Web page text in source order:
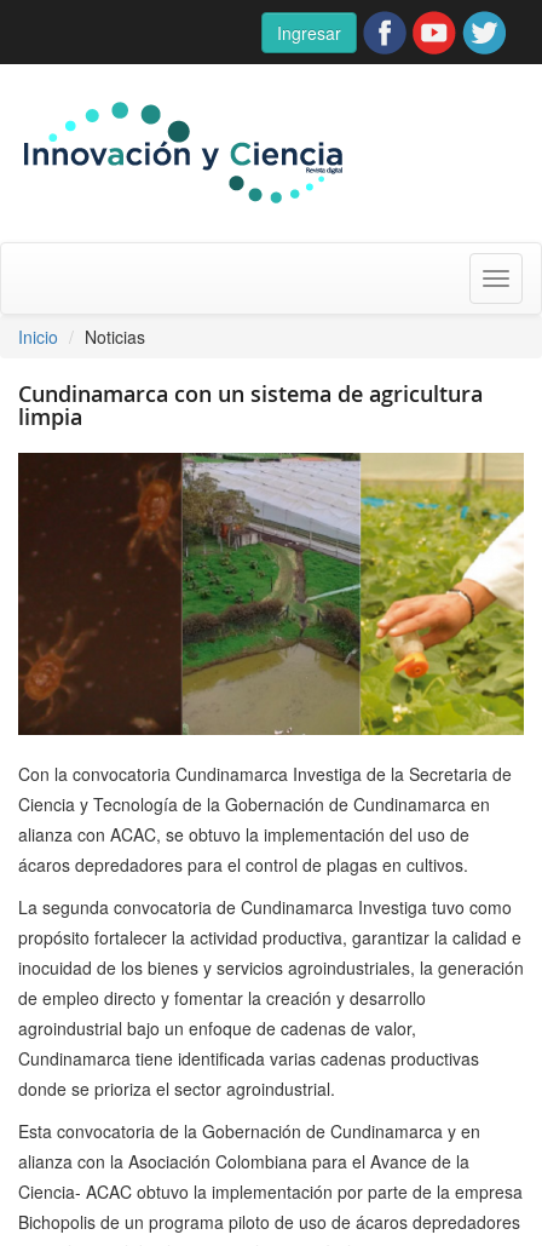
Ingresar
Inicio
Noticias
Cundinamarca con un sistema de agricultura
limpia
Con la convocatoria Cundinamarca Investiga de la Secretaria de
Ciencia y Tecnología de la Gobernación de Cundinamarca en
alianza con ACAC, se obtuvo la implementación del uso de
ácaros depredadores para el control de plagas en cultivos.
La segunda convocatoria de Cundinamarca Investiga tuvo como
propósito fortalecer la actividad productiva, garantizar la calidad e
inocuidad de los bienes y servicios agroindustriales, la generación
de empleo directo y fomentar la creación y desarrollo
agroindustrial bajo un enfoque de cadenas de valor,
Cundinamarca tiene identificada varias cadenas productivas
donde se prioriza el sector agroindustrial.
Esta convocatoria de la Gobernación de Cundinamarca y en
alianza con la Asociación Colombiana para el Avance de la
Ciencia- ACAC obtuvo la implementación por parte de la empresa
Bichopolis de un programa piloto de uso de ácaros depredadores